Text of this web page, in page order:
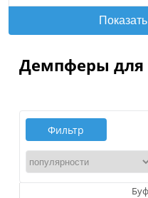
Демпферы для
Фильтр